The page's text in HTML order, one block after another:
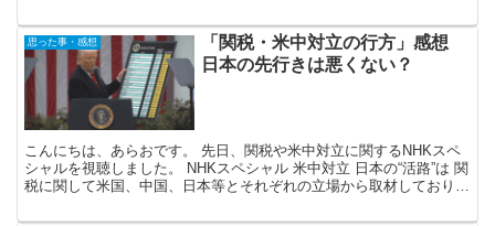
思った事・感想
「関税・米中対立の行方」感想
日本の先行きは悪くない？
こんにちは、あらおです。 先日、関税や米中対立に関するNHKスペ
シャルを視聴しました。 NHKスペシャル 米中対立 日本の“活路”は 関
税に関して米国、中国、日本等とそれぞれの立場から取材しており、